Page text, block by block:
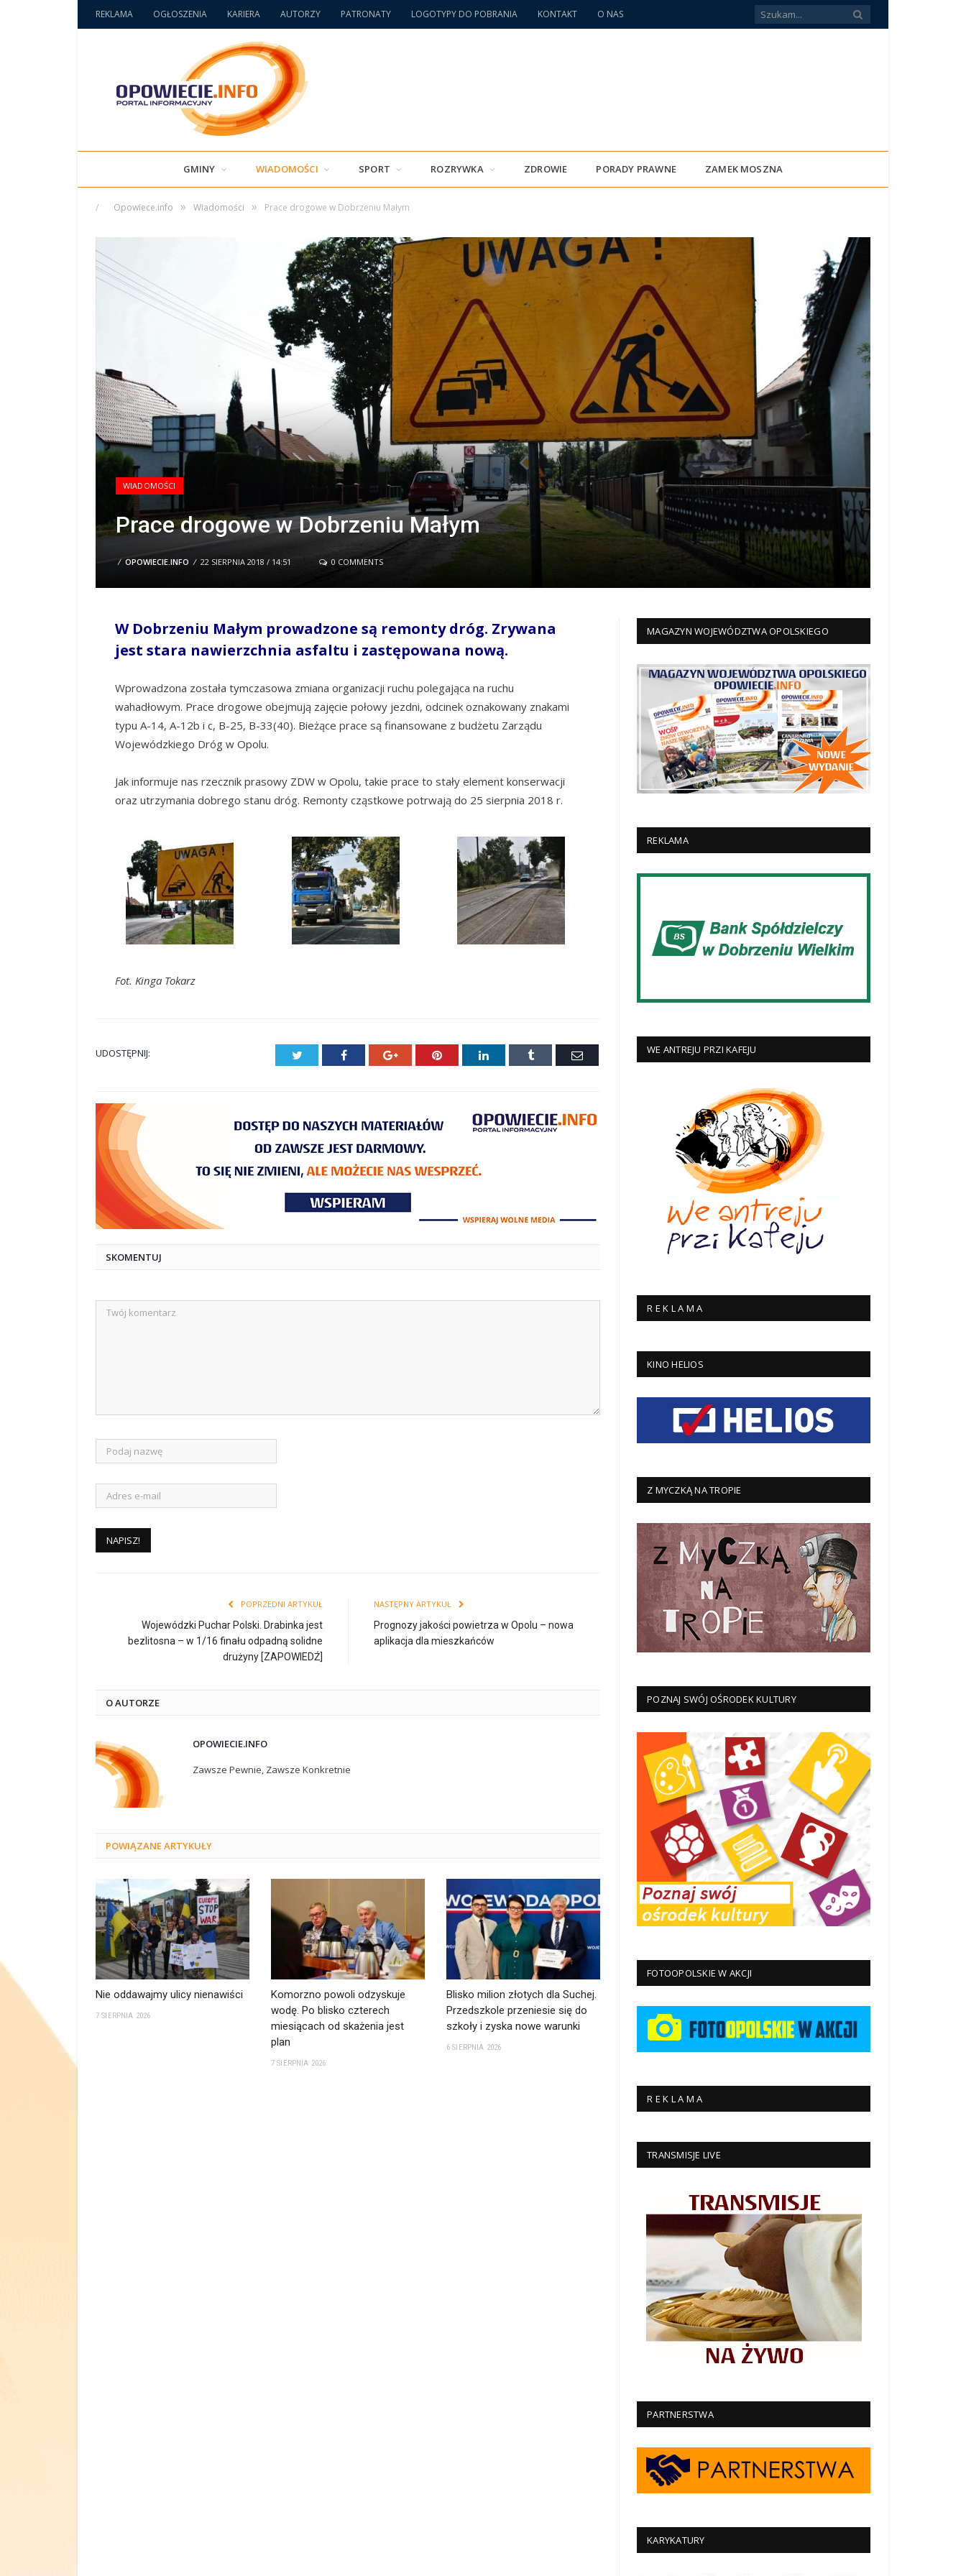
REKLAMA OGŁOSZENIA KARIERA AUTORZY PATRONATY LOGOTYPY DO POBRANIA KONTAKT O NAS
GMINY WIADOMOŚCI SPORT ROZRYWKA ZDROWIE PORADY PRAWNE ZAMEK MOSZNA
/ Opowiece.info » Wiadomości » Prace drogowe w Dobrzeniu Małym
WIADOMOŚCI
Prace drogowe w Dobrzeniu Małym
/ OPOWIECIE.INFO / 22 SIERPNIA 2018 / 14:51 0 COMMENTS
W Dobrzeniu Małym prowadzone są remonty dróg. Zrywana
jest stara nawierzchnia asfaltu i zastępowana nową.
Wprowadzona została tymczasowa zmiana organizacji ruchu polegająca na ruchu
wahadłowym. Prace drogowe obejmują zajęcie połowy jezdni, odcinek oznakowany znakami
typu A-14, A-12b i c, B-25, B-33(40). Bieżące prace są finansowane z budżetu Zarządu
Wojewódzkiego Dróg w Opolu.
Jak informuje nas rzecznik prasowy ZDW w Opolu, takie prace to stały element konserwacji
oraz utrzymania dobrego stanu dróg. Remonty cząstkowe potrwają do 25 sierpnia 2018 r.
Fot. Kinga Tokarz
UDOSTĘPNIJ: Twitter Facebook Google+ Pinterest LinkedIn Tumblr
E-
SKOMENTUJ
POPRZEDNI ARTYKUŁ
Wojewódzki Puchar Polski. Drabinka jest
bezlitosna – w 1/16 finału odpadną solidne
drużyny [ZAPOWIEDŹ]
NASTĘPNY ARTYKUŁ
Prognozy jakości powietrza w Opolu – nowa
aplikacja dla mieszkańców
O AUTORZE
OPOWIECIE.INFO
Zawsze Pewnie, Zawsze Konkretnie
POWIĄZANEARTYKUŁY
Nie oddawajmy ulicy nienawiści
7 SIERPNIA 2026
Komorzno powoli odzyskuje
wodę. Po blisko czterech
miesiącach od skażenia jest
plan
7 SIERPNIA 2026
Blisko milion złotych dla Suchej.
Przedszkole przeniesie się do
szkoły i zyska nowe warunki
6 SIERPNIA 2026
MAGAZYN WOJEWÓDZTWA OPOLSKIEGO
REKLAMA
WE ANTREJU PRZI KAFEJU
R E K L A M A
KINO HELIOS
Z MYCZKĄ NA TROPIE
POZNAJ SWÓJ OŚRODEK KULTURY
FOTOOPOLSKIE W AKCJI
R E K L A M A
TRANSMISJE LIVE
PARTNERSTWA
KARYKATURY